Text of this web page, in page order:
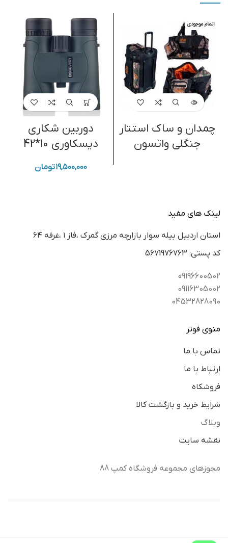
اتمام موجودی
چمدان و ساک استتار
جنگلی واتسون
دوربین شکاری
دیسکاوری 10*42
۱۹,۵۰۰,۰۰۰تومان
لینک های مفید
استان اردبيل بيله سوار بازارچه مرزي گمرك ،فاز ١ ،غرفه ٦٤
كد پستي: 5671976763
09196600502
09116305002
04532828090
منوی فوتر
تماس با ما
ارتباط با ما
فروشکاه
شرایط خرید و بازگشت کالا
وبلاگ
نقشه سایت
مجوزهای مجموعه فروشگاه کمپ 88